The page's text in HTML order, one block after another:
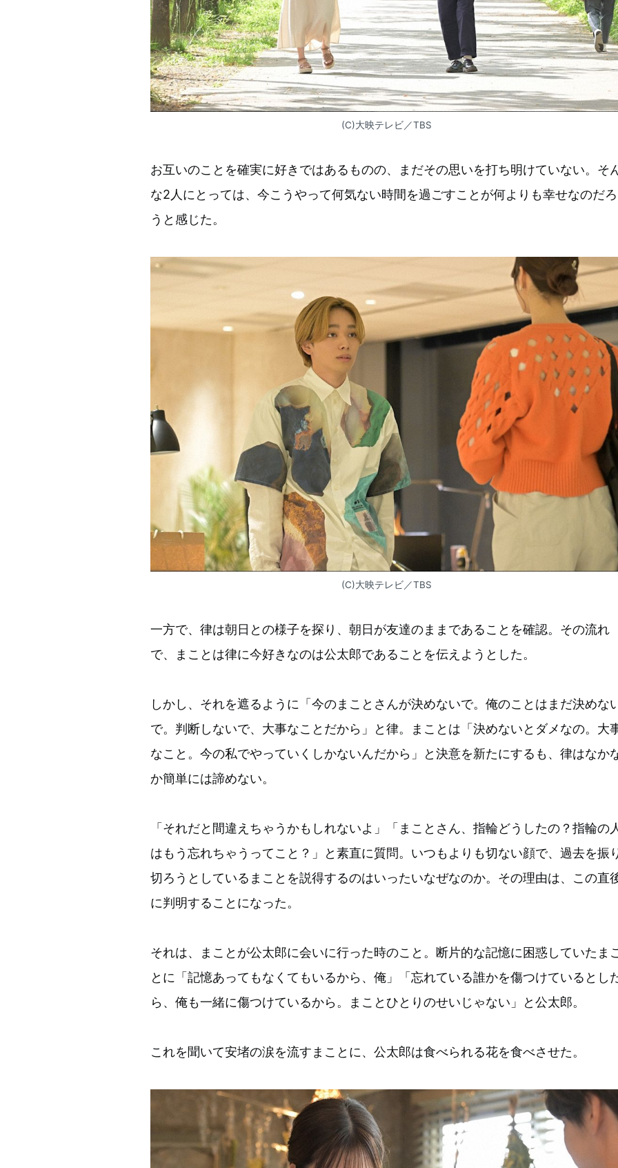
(C)大映テレビ／TBS
お互いのことを確実に好きではあるものの、まだその思いを打ち明けていない。そ
な2人にとっては、今こうやって何気ない時間を過ごすことが何よりも幸せなのだろ
うと感じた。
(C)大映テレビ／TBS
一方で、律は朝日との様子を探り、朝日が友達のままであることを確認。その流れ
で、まことは律に今好きなのは公太郎であることを伝えようとした。
しかし、それを遮るように「今のまことさんが決めないで。俺のことはまだ決めな
で。判断しないで、大事なことだから」と律。まことは「決めないとダメなの。大
なこと。今の私でやっていくしかないんだから」と決意を新たにするも、律はなか
か簡単には諦めない。
「それだと間違えちゃうかもしれないよ」「まことさん、指輪どうしたの？指輪の
はもう忘れちゃうってこと？」と素直に質問。いつもよりも切ない顔で、過去を振
切ろうとしているまことを説得するのはいったいなぜなのか。その理由は、この直
に判明することになった。
それは、まことが公太郎に会いに行った時のこと。断片的な記憶に困惑していたま
とに「記憶あってもなくてもいるから、俺」「忘れている誰かを傷つけているとし
ら、俺も一緒に傷つけているから。まことひとりのせいじゃない」と公太郎。
これを聞いて安堵の涙を流すまことに、公太郎は食べられる花を食べさせた。